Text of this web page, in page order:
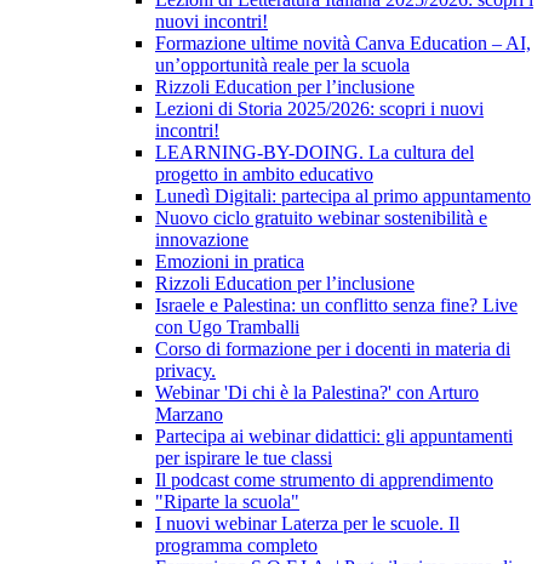
nuovi incontri!
Formazione ultime novità Canva Education – AI,
un’opportunità reale per la scuola
Rizzoli Education per l’inclusione
Lezioni di Storia 2025/2026: scopri i nuovi
incontri!
LEARNING-BY-DOING. La cultura del
progetto in ambito educativo
Lunedì Digitali: partecipa al primo appuntamento
Nuovo ciclo gratuito webinar sostenibilità e
innovazione
Emozioni in pratica
Rizzoli Education per l’inclusione
Israele e Palestina: un conflitto senza fine? Live
con Ugo Tramballi
Corso di formazione per i docenti in materia di
privacy.
Webinar 'Di chi è la Palestina?' con Arturo
Marzano
Partecipa ai webinar didattici: gli appuntamenti
per ispirare le tue classi
Il podcast come strumento di apprendimento
"Riparte la scuola"
I nuovi webinar Laterza per le scuole. Il
programma completo